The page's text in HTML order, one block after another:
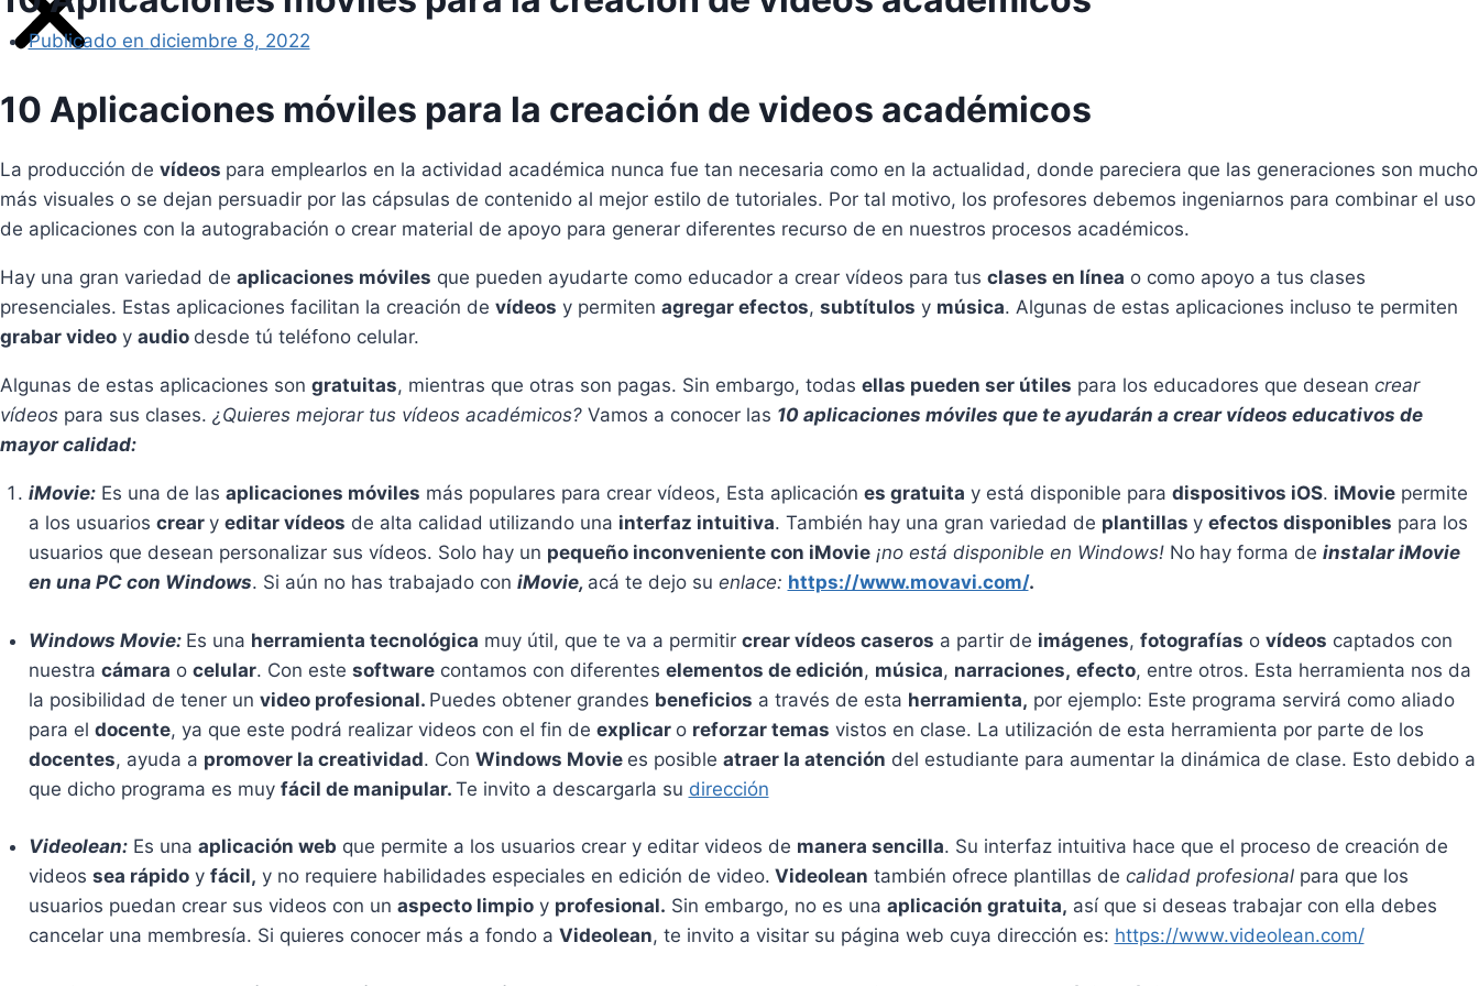
Publicado en diciembre 8, 2022
10 Aplicaciones móviles para la creación de videos académicos
La producción de vídeos para emplearlos en la actividad académica nunca fue tan necesaria como en la actualidad, donde pareciera que las generaciones son mucho
más visuales o se dejan persuadir por las cápsulas de contenido al mejor estilo de tutoriales. Por tal motivo, los profesores debemos ingeniarnos para combinar el uso
de aplicaciones con la autograbación o crear material de apoyo para generar diferentes recurso de en nuestros procesos académicos.
Hay una gran variedad de aplicaciones móviles que pueden ayudarte como educador a crear vídeos para tus clases en línea o como apoyo a tus clases
presenciales. Estas aplicaciones facilitan la creación de vídeos y permiten agregar efectos, subtítulos y música. Algunas de estas aplicaciones incluso te permiten
grabar video y audio desde tú teléfono celular.
Algunas de estas aplicaciones son gratuitas, mientras que otras son pagas. Sin embargo, todas ellas pueden ser útiles para los educadores que desean crear
vídeos para sus clases. ¿Quieres mejorar tus vídeos académicos? Vamos a conocer las 10 aplicaciones móviles que te ayudarán a crear vídeos educativos de
mayor calidad:
iMovie:Es una de las aplicaciones móviles más populares para crear vídeos, Esta aplicación es gratuita y está disponible para dispositivos iOS. iMoviepermite
a los usuarios crear y editar vídeos de alta calidad utilizando una interfaz intuitiva. También hay una gran variedad de plantillas y efectos disponibles para los
usuarios que desean personalizar sus vídeos. Solo hay un pequeño inconveniente con iMovie ¡no está disponible en Windows! No hay forma de instalar iMovie
en una PC con Windows. Si aún no has trabajado con iMovie, acá te dejo su enlace: https://www.movavi.com/.
Windows Movie: Es una herramienta tecnológica muy útil, que te va a permitir crear vídeos caseros a partir de imágenes, fotografías o vídeos captados con
nuestra cámara o celular. Con este softwarecontamos con diferentes elementos de edición, música, narraciones, efecto, entre otros. Esta herramienta nos da
la posibilidad de tener un video profesional. Puedes obtener grandes beneficios a través de esta herramienta, por ejemplo: Este programa servirá como aliado
para el docente, ya que este podrá realizar videos con el fin de explicar o reforzar temas vistos en clase. La utilización de esta herramienta por parte de los
docentes, ayuda a promover la creatividad. Con Windows Movie es posible atraer la atención del estudiante para aumentar la dinámica de clase. Esto debido a
que dicho programa es muy fácil de manipular. Te invito a descargarla su dirección
Videolean:Es una aplicación web que permite a los usuarios crear y editar videos de manera sencilla. Su interfaz intuitiva hace que el proceso de creación de
videos sea rápidoy fácil, y no requiere habilidades especiales en edición de video. Videolean también ofrece plantillas de calidad profesionalpara que los
usuarios puedan crear sus videos con un aspecto limpioy profesional. Sin embargo, no es una aplicación gratuita, así que si deseas trabajar con ella debes
cancelar una membresía. Si quieres conocer más a fondo a Videolean, te invito a visitar su página web cuya dirección es: https://www.videolean.com/